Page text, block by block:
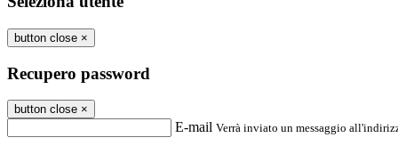
button close ×
Recupero password
button close ×
E-mail Verrà inviato un messaggio